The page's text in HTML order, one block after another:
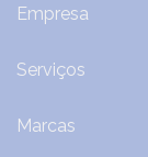
Empresa
Serviços
Marcas